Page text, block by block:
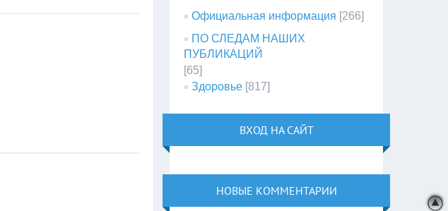
Официальная информация [266]
ПО СЛЕДАМ НАШИХ
ПУБЛИКАЦИЙ
[65]
Здоровье [817]
ВХОД НА САЙТ
НОВЫЕ КОММЕНТАРИИ